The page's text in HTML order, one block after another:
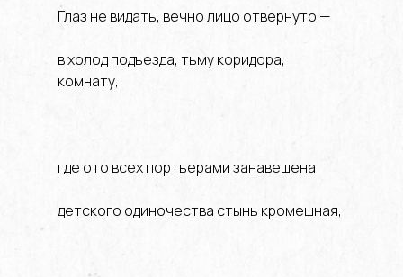
Глаз не видать, вечно лицо отвернуто —
в холод подъезда, тьму коридора,
комнату,
где ото всех портьерами занавешена
детского одиночества стынь кромешная,